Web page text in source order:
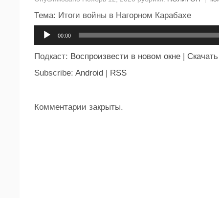
Тема: Итоги войны в Нагорном Карабахе
00:00
Подкаст: Воспроизвести в новом окне | Скачать
Subscribe: Android | RSS
Комментарии закрыты.